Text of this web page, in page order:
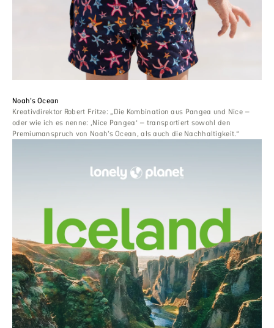
Noah’s Ocean
Kreativdirektor Robert Fritze: „Die Kombination aus Pangea und Nice –
oder wie ich es nenne: ‚Nice Pangea‘ – transportiert sowohl den
Premiumanspruch von Noah’s Ocean, als auch die Nachhaltigkeit.“